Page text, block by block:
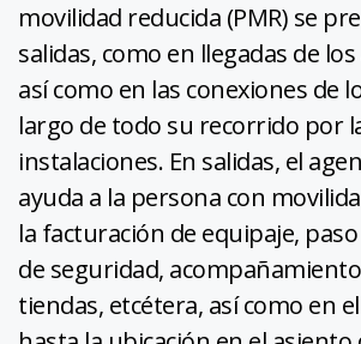
movilidad reducida (PMR) se
salidas, como en llegadas de
así como en las conexiones de
largo de todo su recorrido por
instalaciones. En salidas, el
ayuda a la persona con
la facturación de equipaje,
de seguridad,
tiendas, etcétera, así como en